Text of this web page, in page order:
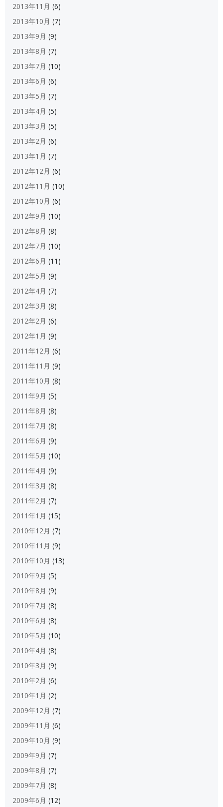
2013年11月 (6)
2013年10月 (7)
2013年9月 (9)
2013年8月 (7)
2013年7月 (10)
2013年6月 (6)
2013年5月 (7)
2013年4月 (5)
2013年3月 (5)
2013年2月 (6)
2013年1月 (7)
2012年12月 (6)
2012年11月 (10)
2012年10月 (6)
2012年9月 (10)
2012年8月 (8)
2012年7月 (10)
2012年6月 (11)
2012年5月 (9)
2012年4月 (7)
2012年3月 (8)
2012年2月 (6)
2012年1月 (9)
2011年12月 (6)
2011年11月 (9)
2011年10月 (8)
2011年9月 (5)
2011年8月 (8)
2011年7月 (8)
2011年6月 (9)
2011年5月 (10)
2011年4月 (9)
2011年3月 (8)
2011年2月 (7)
2011年1月 (15)
2010年12月 (7)
2010年11月 (9)
2010年10月 (13)
2010年9月 (5)
2010年8月 (9)
2010年7月 (8)
2010年6月 (8)
2010年5月 (10)
2010年4月 (8)
2010年3月 (9)
2010年2月 (6)
2010年1月 (2)
2009年12月 (7)
2009年11月 (6)
2009年10月 (9)
2009年9月 (7)
2009年8月 (7)
2009年7月 (8)
2009年6月 (12)